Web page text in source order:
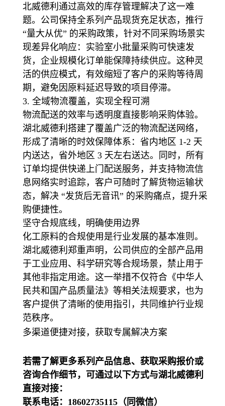
北威德利通过高效的库存管理解决了这一难
题。公司保持全系列产品现货充足状态，推行
“量大从优” 的采购政策，针对不同采购场景实
现差异化响应：实验室小批量采购可快速发
货，企业规模化订单能保障持续供应。这种灵
活的供应模式，有效缩短了客户 的采购等待周
期，避免因原料延迟导致的项目停滞。
3. 全域物流覆盖，实现全程可溯
物流配送的效率与透明度直接影响采购体验。
湖北威德利搭建了覆盖广泛的物流配送网络，
形成了清晰的时效保障体系：省内地区 1-2 天
内送达，省外地区 3 天左右送达。同时，所有
订单均提供快递上门 配送服务，并支持物流信
息网络实时追踪，客户可随时了解货物运输状
态，解决 “发货后无音讯” 的采购痛点，提升采
购便捷性。
坚守合规底线，明确使用边界
化工原料的合规使用是行业发展的基本准则。
湖北威德利郑重声明，公司供应的全部产品用
于工业应用 、科学研究等合规场景，禁止用于
其他非指定用途。这一举措不仅符合《中华人
民共和国产品质量法》 等相关法规要求，也为
客户提供了清晰的使用指引，共同维护行业规
范秩序。
多渠道便捷对接，获取专属解决方案
若需了解更多系列产品信息、获取采购报价或
咨询合作细节，可通过以下方式与湖北威德利
直接对接：
联系电话：18602735115（同微信）